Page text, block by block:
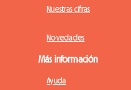
Nuestras cifras
Novedades
Más información
Ayuda